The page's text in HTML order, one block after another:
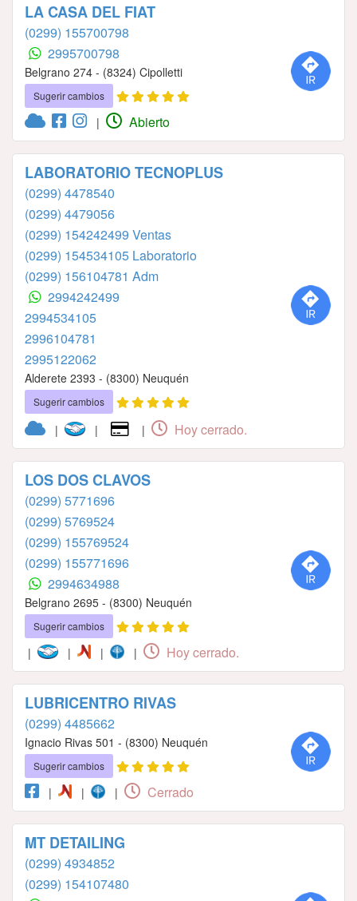
LA CASA DEL FIAT
(0299) 155700798
2995700798
Belgrano 274 - (8324) Cipolletti
Sugerir cambios
| Abierto
LABORATORIO TECNOPLUS
(0299) 4478540
(0299) 4479056
(0299) 154242499 Ventas
(0299) 154534105 Laboratorio
(0299) 156104781 Adm
2994242499
2994534105
2996104781
2995122062
Alderete 2393 - (8300) Neuquén
Sugerir cambios
| | | Hoy cerrado.
LOS DOS CLAVOS
(0299) 5771696
(0299) 5769524
(0299) 155769524
(0299) 155771696
2994634988
Belgrano 2695 - (8300) Neuquén
Sugerir cambios
| | | | Hoy cerrado.
LUBRICENTRO RIVAS
(0299) 4485662
Ignacio Rivas 501 - (8300) Neuquén
Sugerir cambios
| | | Cerrado
MT DETAILING
(0299) 4934852
(0299) 154107480